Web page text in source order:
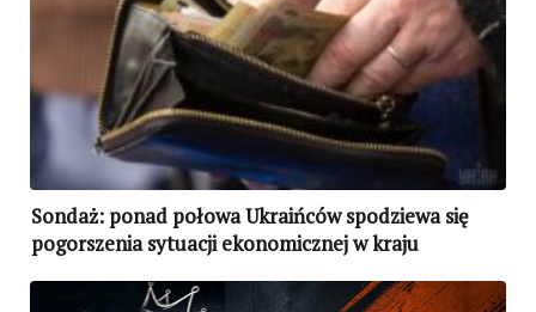
Sondaż: ponad połowa Ukraińców spodziewa się
pogorszenia sytuacji ekonomicznej w kraju